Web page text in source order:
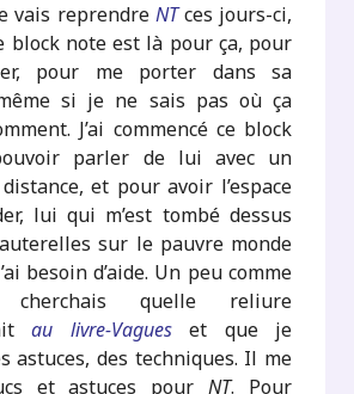
vais reprendre NTces jours-ci,
block note est là pour ça, pour
pour me porter dans sa
si je ne sais pas où ça
J’ai commencé ce block
parler de lui avec un
et pour avoir l’espace
lui qui m’est tombé dessus
sur le pauvre monde
besoin d’aide. Un peu comme
quelle reliure
au livre-Vagueset que je
astuces, des techniques. Il me
et astuces pourNT. Pour